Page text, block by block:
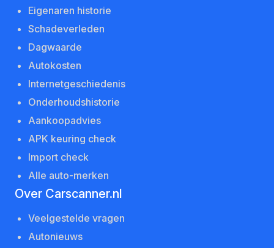
Eigenaren historie
Schadeverleden
Dagwaarde
Autokosten
Internetgeschiedenis
Onderhoudshistorie
Aankoopadvies
APK keuring check
Import check
Alle auto-merken
Over Carscanner.nl
Veelgestelde vragen
Autonieuws